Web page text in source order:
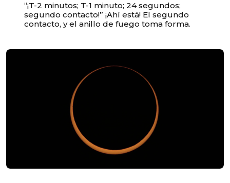
“¡T-2 minutos; T-1 minuto; 24 segundos;
segundo contacto!” ¡Ahí está! El segundo
contacto, y el anillo de fuego toma forma.